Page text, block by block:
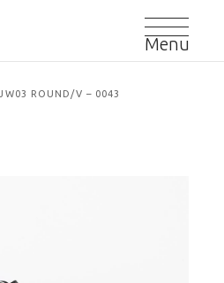
JW03 ROUND/V – 0043